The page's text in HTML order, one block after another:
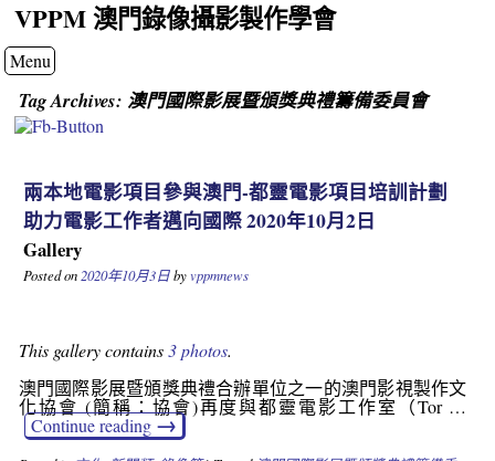
VPPM 澳門錄像攝影製作學會
Menu
Tag Archives: 澳門國際影展暨頒獎典禮籌備委員會
兩本地電影項目參與澳門-都靈電影項目培訓計劃
助力電影工作者邁向國際 2020年10月2日
Gallery
Posted on 2020年10月3日byvppmnews
This gallery contains3 photos.
澳門國際影展暨頒獎典禮合辦單位之一的澳門影視製作文
化協會 (簡稱：協會)再度與都靈電影工作室（Tor …
Continue reading→